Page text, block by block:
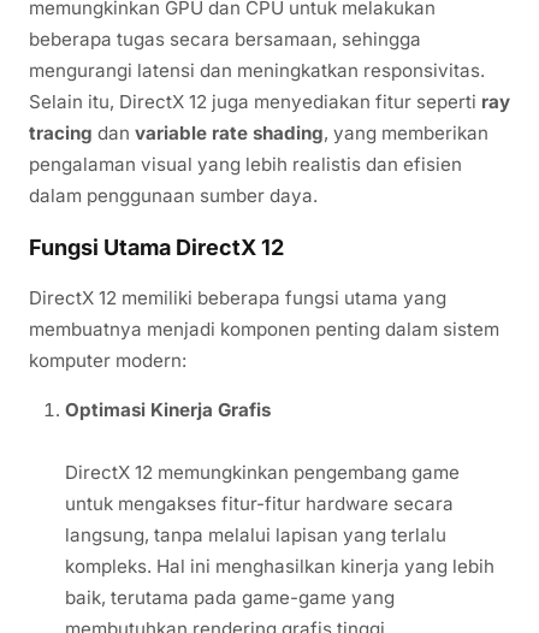
memungkinkan GPU dan CPU untuk melakukan
beberapa tugas secara bersamaan, sehingga
mengurangi latensi dan meningkatkan responsivitas.
Selain itu, DirectX 12 juga menyediakan fitur seperti ray
tracing dan variable rate shading, yang memberikan
pengalaman visual yang lebih realistis dan efisien
dalam penggunaan sumber daya.
Fungsi Utama DirectX 12
DirectX 12 memiliki beberapa fungsi utama yang
membuatnya menjadi komponen penting dalam sistem
komputer modern:
Optimasi Kinerja Grafis
DirectX 12 memungkinkan pengembang game
untuk mengakses fitur-fitur hardware secara
langsung, tanpa melalui lapisan yang terlalu
kompleks. Hal ini menghasilkan kinerja yang lebih
baik, terutama pada game-game yang